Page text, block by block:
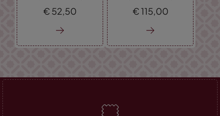
€ 52, 50
€115, 00